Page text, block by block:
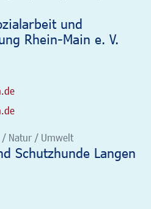
und
Rhein-Main e. V.
/ Natur / Umwelt
Schutzhunde Langen